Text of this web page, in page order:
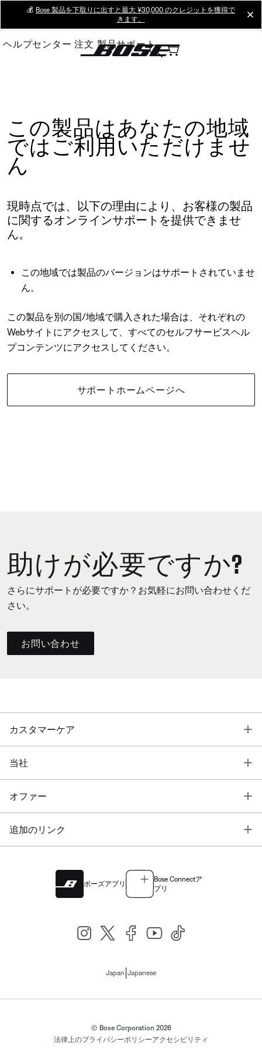
Main
💰 Bose 製品を下取りに出すと最大 ¥30,000 のクレジットを獲得で
きます。
ヘルプセンター 注文 製品サポート
この製品はあなたの地域
ではご利用いただけませ
ん
現時点では、以下の理由により、お客様の製品
に関するオンラインサポートを提供できませ
ん。
この地域では製品のバージョンはサポートされていませ
ん。
この製品を別の国/地域で購入された場合は、それぞれの
Webサイトにアクセスして、すべてのセルフサービスヘル
プコンテンツにアクセスしてください。
サポートホームページへ
助けが必要ですか?
さらにサポートが必要ですか？お気軽にお問い合わせくだ
さい。
お問い合わせ
カスタマーケア
当社
オファー
追加のリンク
ボーズアプリ
Bose Connectア
プリ
Japan Japanese
© Bose Corporation 2026
法律上のプライバシーポリシーアクセシビリティ